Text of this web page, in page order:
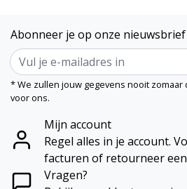
Abonneer je op onze nieuwsbrief
* We zullen jouw gegevens nooit zomaar
voor ons.
Mijn account
Regel alles in je account.
facturen of retourneer
Vragen?